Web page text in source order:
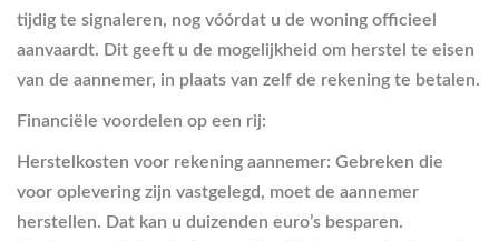
tijdig te signaleren, nog vóórdat u de woning officieel
aanvaardt. Dit geeft u de mogelijkheid om herstel te eisen
van de aannemer, in plaats van zelf de rekening te betalen.
Financiële voordelen op een rij:
Herstelkosten voor rekening aannemer: Gebreken die
voor oplevering zijn vastgelegd, moet de aannemer
herstellen. Dat kan u duizenden euro’s besparen.